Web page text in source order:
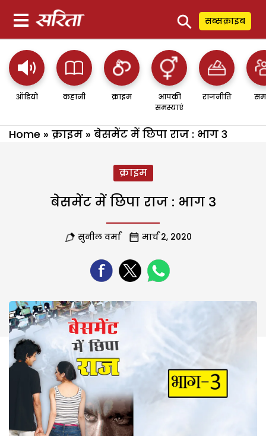
⚲ सब्सक्राइब
ऑडियो कहानी क्राइम
आपकी
समस्याएं
राजनीति
Home » क्राइम » बेसमेंट में छिपा राज : भाग 3
क्राइम
बेसमेंट में छिपा राज : भाग 3
सुनील वर्मा मार्च 2, 2020